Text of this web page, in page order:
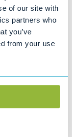
of our site with
partners who
you’ve
from your use
gebruikt. Hier
zit en het
bevestigd
rollator gebruikt.